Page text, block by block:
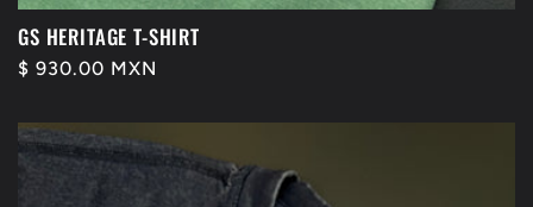
GS HERITAGE T-SHIRT
Precio
$ 930.00 MXN